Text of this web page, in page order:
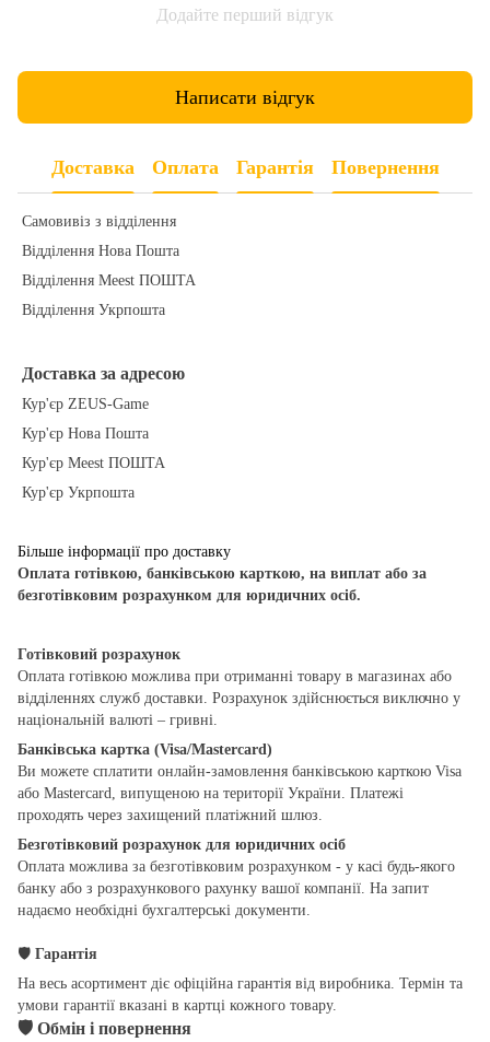
Додайте перший відгук
Написати відгук
Доставка Оплата Гарантія Повернення
Самовивіз з відділення
Відділення Нова Пошта
Відділення Meest ПОШТА
Відділення Укрпошта
Доставка за адресою
Кур'єр ZEUS-Game
Кур'єр Нова Пошта
Кур'єр Meest ПОШТА
Кур'єр Укрпошта
Більше інформації про доставку
Оплата готівкою, банківською карткою, на виплат або за
безготівковим розрахунком для юридичних осіб.
Готівковий розрахунок
Оплата готівкою можлива при отриманні товару в магазинах або
відділеннях служб доставки. Розрахунок здійснюється виключно у
національній валюті – гривні.
Банківська картка (Visa/Mastercard)
Ви можете сплатити онлайн-замовлення банківською карткою Visa
або Mastercard, випущеною на території України. Платежі
проходять через захищений платіжний шлюз.
Безготівковий розрахунок для юридичних осіб
Оплата можлива за безготівковим розрахунком - у касі будь-якого
банку або з розрахункового рахунку вашої компанії. На запит
надаємо необхідні бухгалтерські документи.
🛡 Гарантія
На весь асортимент діє офіційна гарантія від виробника. Термін та
умови гарантії вказані в картці кожного товару.
🛡 Обмін і повернення